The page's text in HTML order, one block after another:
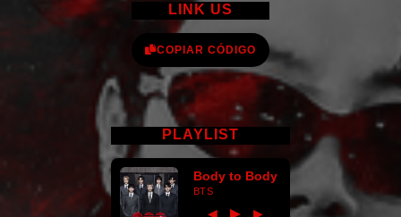
LINK US
COPIAR CÓDIGO
PLAYLIST
Body to Body
BTS
◀ ▶